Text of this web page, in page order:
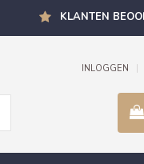
KLANTEN
INLOGGEN